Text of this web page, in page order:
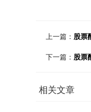
上一篇： 股票
下一篇： 股票
相关文章